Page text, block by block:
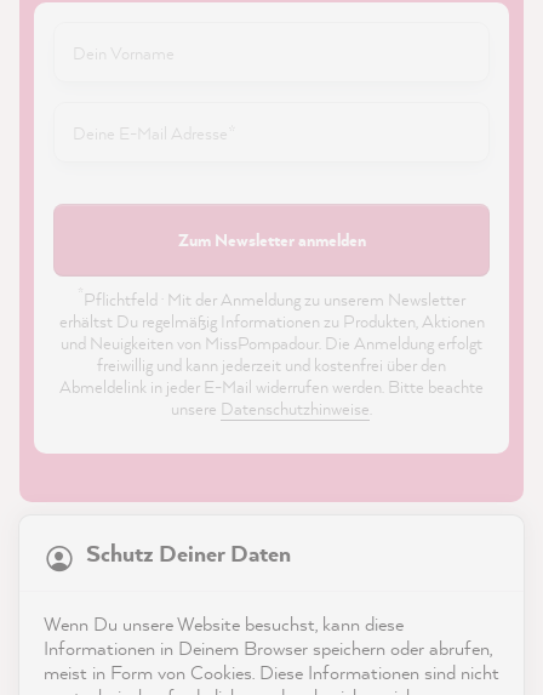
Zum Newsletter anmelden
Pflichtfeld · Mit der Anmeldung zu unserem Newsletter
erhältst Du regelmäßig Informationen zu Produkten, Aktionen
und Neuigkeiten von MissPompadour. Die Anmeldung erfolgt
freiwillig und kann jederzeit und kostenfrei über den
Abmeldelink in jeder E-Mail widerrufen werden. Bitte beachte
unsere Datenschutzhinweise.
Service
Schutz Deiner Daten
Wenn Du unsere Website besuchst, kann diese
Informationen in Deinem Browser speichern oder abrufen,
meist in Form von Cookies. Diese Informationen sind nicht
21.845Bewertungen
reviews-io